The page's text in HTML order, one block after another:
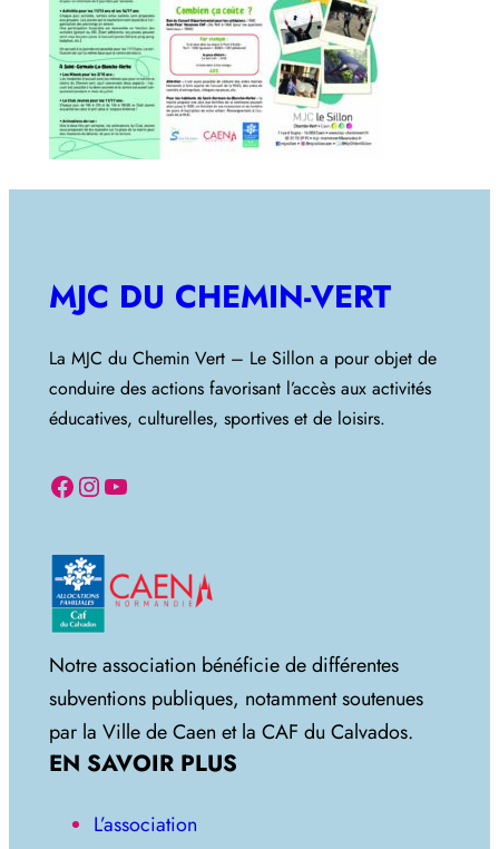
MJC DU CHEMIN-VERT
La MJC du Chemin Vert – Le Sillon a pour objet de
conduire des actions favorisant l’accès aux activités
éducatives, culturelles, sportives et de loisirs.
Facebook Instagram YouTube
Notre association bénéficie de différentes
subventions publiques, notamment soutenues
par la Ville de Caen et la CAF du Calvados.
EN SAVOIR PLUS
L’association